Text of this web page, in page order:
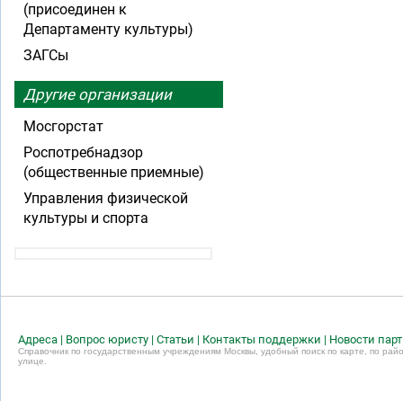
(присоединен к
Департаменту культуры)
ЗАГСы
Другие организации
Мосгорстат
Роспотребнадзор
(общественные приемные)
Управления физической
культуры и спорта
Адреса | Вопрос юристу | Статьи | Контакты поддержки | Новости
Справочник по государственным учреждениям Москвы, удобный поиск по карте, по
улице.